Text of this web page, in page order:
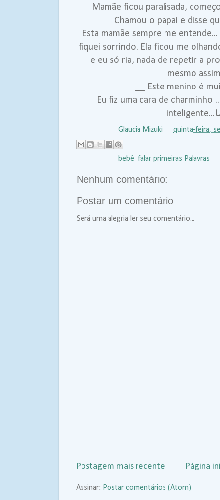
Mamãe ficou paralisada,
Chamou o papai e disse
Esta mamãe sempre me
fiquei sorrindo. Ela ficou me
e eu só ria, nada de repetir a
mesmo
__ Este menino é
Eu fiz uma cara de charminho
inteligente...
Glaucia Mizuki quinta-feira,
bebê falar primeiras Palavras
Nenhum comentário:
Postar um comentário
Será uma alegria ler seu comentário...
Postagem mais recente Página
Assinar: Postar comentários (Atom)